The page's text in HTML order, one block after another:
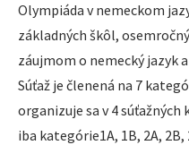
Olympiáda v nemeckom
základných škôl,
záujmom o nemecký jazyk
Súťaž je členená na 7
organizuje sa v 4
iba kategórie1A, 1B, 2A,